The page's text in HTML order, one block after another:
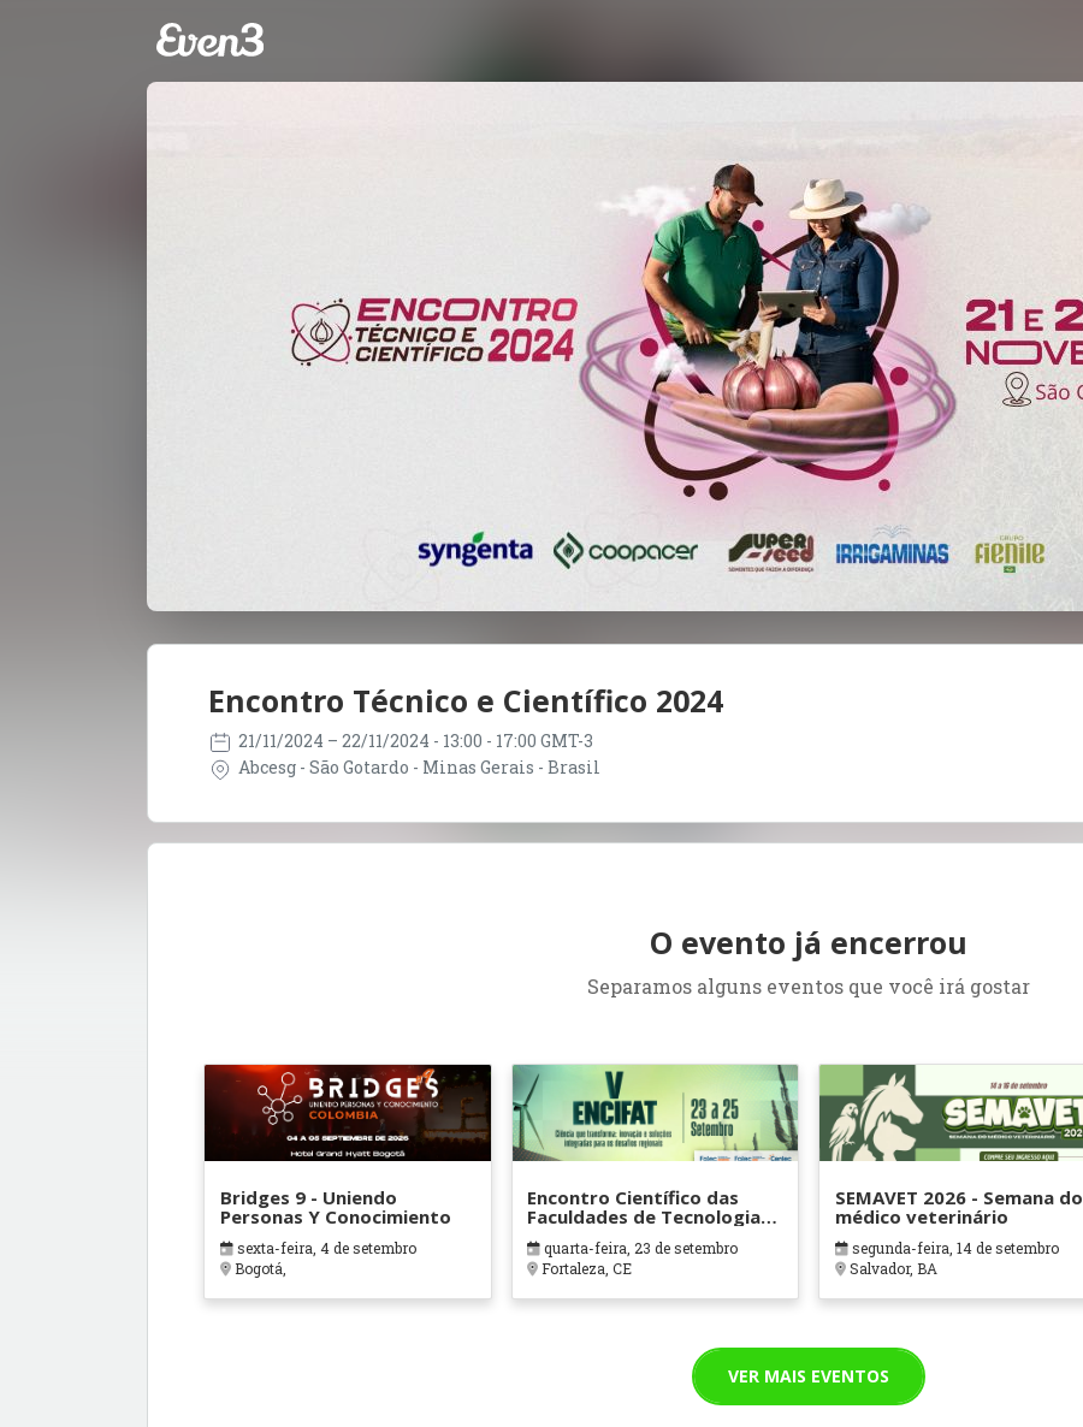
Encontro Técnico e Científico 2024
21/11/2024 – 22/11/2024 - 13:00 - 17:00 GMT-3
Abcesg - São Gotardo - Minas Gerais - Brasil
O evento já encerrou
Separamos alguns eventos que você irá gostar
Bridges 9 - Uniendo
Personas Y Conocimiento
sexta-feira, 4 de setembro
Bogotá,
Encontro Científico das
Faculdades de Tecnologia
Centec – V ENCIFAT
quarta-feira, 23 de setembro
Fortaleza, CE
SEMAVET 2026 - Semana do
médico veterinário
segunda-feira, 14 de setembro
Salvador, BA
VER MAIS EVENTOS